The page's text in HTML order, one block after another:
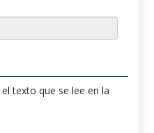
texto que se lee en la